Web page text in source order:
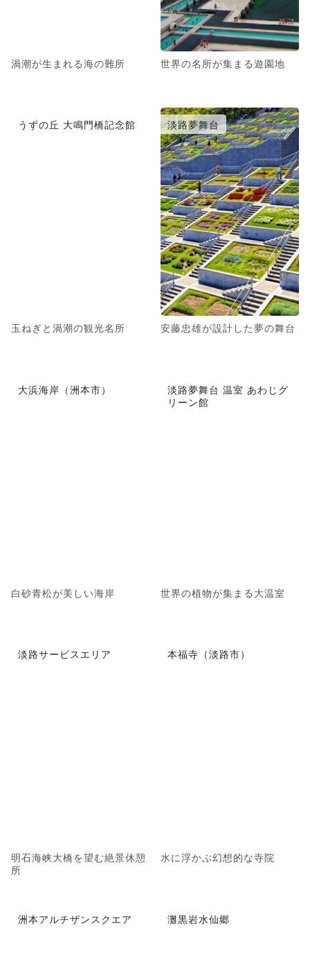
渦潮が生まれる海の難所 世界の名所が集まる遊園地
うずの丘 大鳴門橋記念館
玉ねぎと渦潮の観光名所
淡路夢舞台
安藤忠雄が設計した夢の舞台
大浜海岸（洲本市）
白砂青松が美しい海岸
淡路夢舞台 温室 あわじグ
リーン館
世界の植物が集まる大温室
淡路サービスエリア
明石海峡大橋を望む絶景休憩
所
本福寺（淡路市）
水に浮かぶ幻想的な寺院
洲本アルチザンスクエア 灘黒岩水仙郷